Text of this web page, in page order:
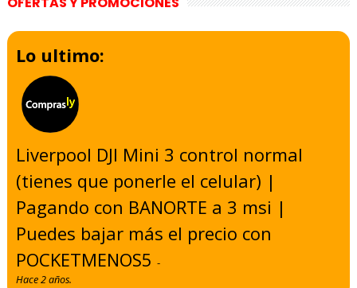
Lo ultimo:
Liverpool DJI Mini 3 control normal
(tienes que ponerle el celular) |
Pagando con BANORTE a 3 msi |
Puedes bajar más el precio con
POCKETMENOS5-
Hace 2 años.